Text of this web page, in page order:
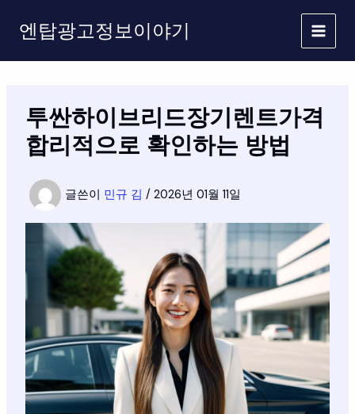
로
엔탑광고정보이야기
투싼하이브리드장기렌트가격
합리적으로 확인하는 방법
글쓴이 민규 김 / 2026년 01월 11일